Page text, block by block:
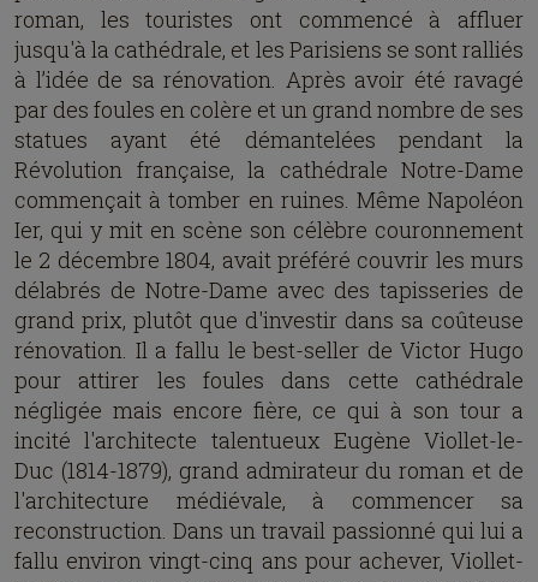
roman, les touristes ont commencé à affluer
jusqu'à la cathédrale, et les Parisiens se sont ralliés
à l’idée de sa rénovation. Après avoir été ravagé
par des foules en colère et un grand nombre de ses
statues ayant été démantelées pendant la
Révolution française, la cathédrale Notre-Dame
commençait à tomber en ruines. Même Napoléon
Ier, qui y mit en scène son célèbre couronnement
le 2 décembre 1804, avait préféré couvrir les murs
délabrés de Notre-Dame avec des tapisseries de
grand prix, plutôt que d'investir dans sa coûteuse
rénovation. Il a fallu le best-seller de Victor Hugo
pour attirer les foules dans cette cathédrale
négligée mais encore fière, ce qui à son tour a
incité l'architecte talentueux Eugène Viollet-le-
Duc (1814-1879), grand admirateur du roman et de
l'architecture médiévale, à commencer sa
reconstruction. Dans un travail passionné qui lui a
fallu environ vingt-cinq ans pour achever, Viollet-